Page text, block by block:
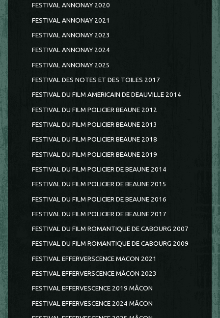
FESTIVAL ANNONAY 2020
FESTIVAL ANNONAY 2021
FESTIVAL ANNONAY 2023
FESTIVAL ANNONAY 2024
FESTIVAL ANNONAY 2025
FESTIVAL DES NOTES ET DES TOILES 2017
FESTIVAL DU FILM AMERICAIN DE DEAUVILLE 2014
FESTIVAL DU FILM POLICIER BEAUNE 2012
FESTIVAL DU FILM POLICIER BEAUNE 2013
FESTIVAL DU FILM POLICIER BEAUNE 2018
FESTIVAL DU FILM POLICIER BEAUNE 2019
FESTIVAL DU FILM POLICIER DE BEAUNE 2014
FESTIVAL DU FILM POLICIER DE BEAUNE 2015
FESTIVAL DU FILM POLICIER DE BEAUNE 2016
FESTIVAL DU FILM POLICIER DE BEAUNE 2017
FESTIVAL DU FILM ROMANTIQUE DE CABOURG 2007
FESTIVAL DU FILM ROMANTIQUE DE CABOURG 2009
FESTIVAL EFFERVERSCENCE MACON 2021
FESTIVAL EFFERVERSCENCE MÂCON 2023
FESTIVAL EFFERVESCENCE 2019 MÂCON
FESTIVAL EFFERVESCENCE 2024 MÂCON